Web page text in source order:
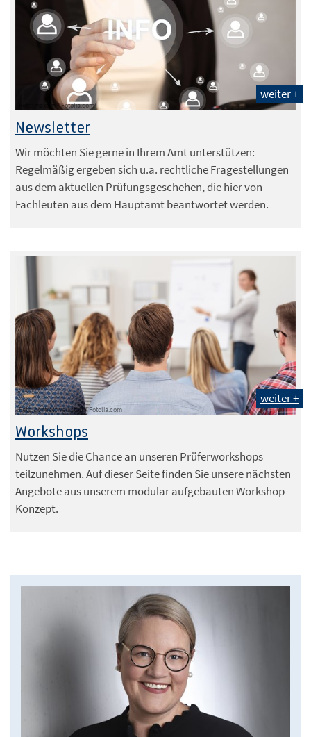
Foto: maxsim / Fotolia.com
weiter +
Newsletter
Wir möchten Sie gerne in Ihrem Amt unterstützen:
Regelmäßig ergeben sich u.a. rechtliche Fragestellungen
aus dem aktuellen Prüfungsgeschehen, die hier von
Fachleuten aus dem Hauptamt beantwortet werden.
Foto: contrastwerkstatt / Fotolia.com
weiter +
Workshops
Nutzen Sie die Chance an unseren Prüferworkshops
teilzunehmen. Auf dieser Seite finden Sie unsere nächsten
Angebote aus unserem modular aufgebauten Workshop-
Konzept.